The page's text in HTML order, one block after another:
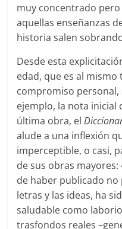
muy concentrado
aquellas enseñanzas
historia salen
Desde esta
edad, que es al
compromiso
ejemplo, la nota inicial
última obra, el
alude a una inflexión
imperceptible, o casi,
de sus obras
de haber publicado
letras y las ideas, ha
saludable como
trasfondos reales